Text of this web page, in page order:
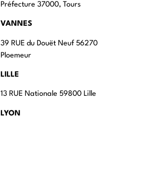
Préfecture 37000, Tours
VANNES
39 RUE du Douët Neuf 56270
Ploemeur
LILLE
13 RUE Nationale 59800 Lille
LYON